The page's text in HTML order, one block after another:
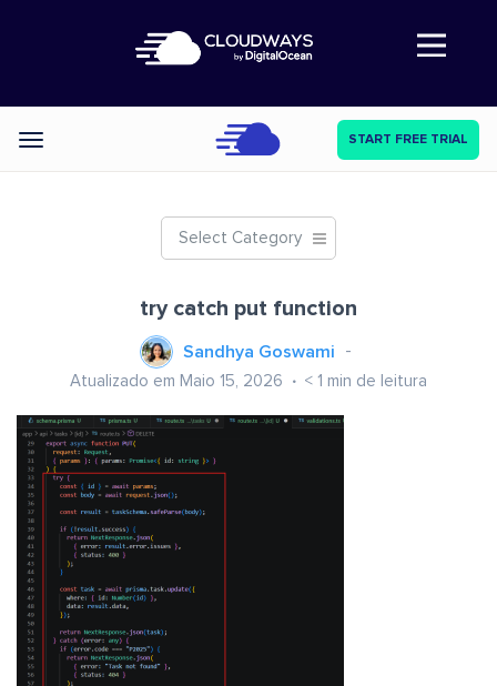
Abre a navegação
Categories START FREE TRIAL
Select Category
try catch put function
Sandhya Goswami
Atualizado em Maio 15, 2026 < 1 min de leitura